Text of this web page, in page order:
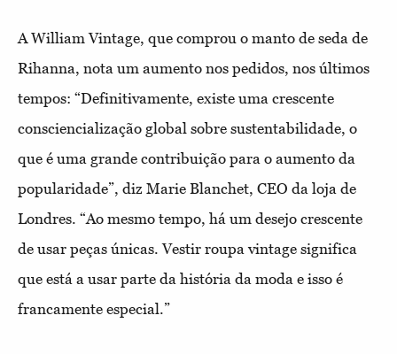
A William Vintage, que comprou o manto de seda de
Rihanna, nota um aumento nos pedidos, nos últimos
tempos: “Definitivamente, existe uma crescente
consciencialização global sobre sustentabilidade, o
que é uma grande contribuição para o aumento da
popularidade”, diz Marie Blanchet, CEO da loja de
Londres. “Ao mesmo tempo, há um desejo crescente
de usar peças únicas. Vestir roupa vintage significa
que está a usar parte da história da moda e isso é
francamente especial.”